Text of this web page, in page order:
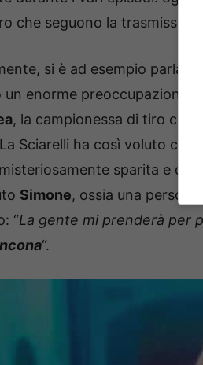
che seguono la trasmissione
si è ad esempio
enorme preoccupazione
, la campionessa di tiro con
Sciarelli ha così voluto
sparita e di
Simone, ossia una
“La gente mi prenderà per
“.